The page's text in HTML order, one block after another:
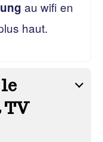
au wifi en
haut.
TV